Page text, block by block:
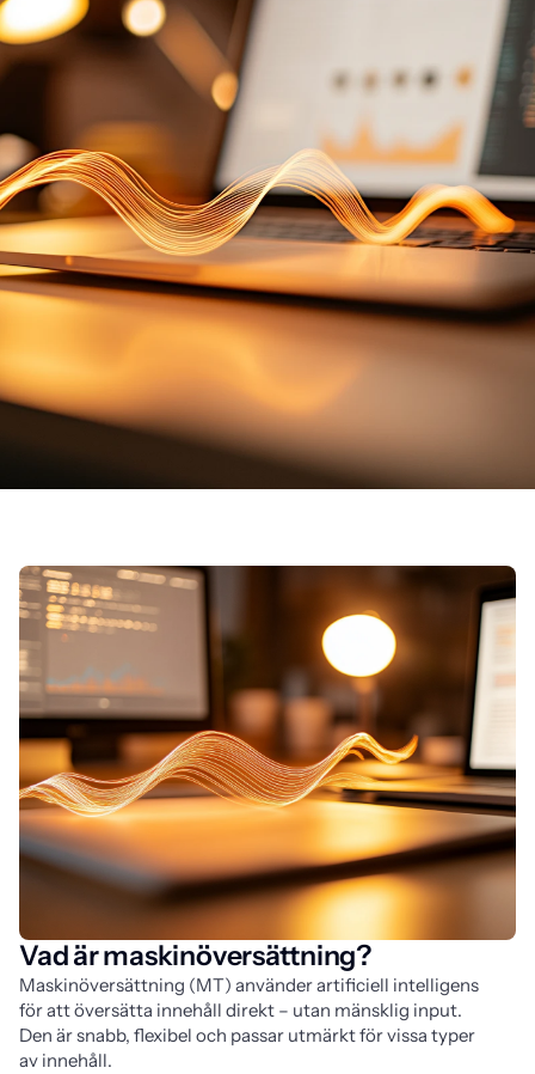
Vad är maskinöversättning?
Maskinöversättning (MT) använder artificiell intelligens
för att översätta innehåll direkt – utan mänsklig input.
Den är snabb, flexibel och passar utmärkt för vissa typer
av innehåll.